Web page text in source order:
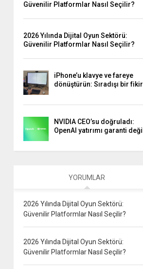
Güvenilir Platformlar Nasıl Seçilir?
2026 Yılında Dijital Oyun Sektörü:
Güvenilir Platformlar Nasıl Seçilir?
iPhone’u klavye ve fareye
dönüştürün: Sıradışı bir fikir
NVIDIA CEO’su doğruladı:
OpenAI yatırımı garanti değil
YORUMLAR
2026 Yılında Dijital Oyun Sektörü:
Güvenilir Platformlar Nasıl Seçilir?
2026 Yılında Dijital Oyun Sektörü:
Güvenilir Platformlar Nasıl Seçilir?